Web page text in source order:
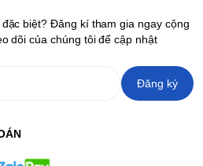
biệt? Đăng kí tham gia ngay cộng
dõi của chúng tôi để cập nhật
Đăng ký